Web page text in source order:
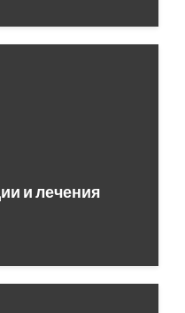
и лечения